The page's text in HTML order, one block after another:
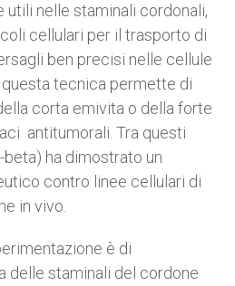
nelle staminali cordonali,
cellulari per il trasporto di
ben precisi nelle cellule
questa tecnica permette di
corta emivita o della forte
antitumorali. Tra questi
beta) ha dimostrato un
contro linee cellulari di
in vivo.
è di
delle staminali del cordone